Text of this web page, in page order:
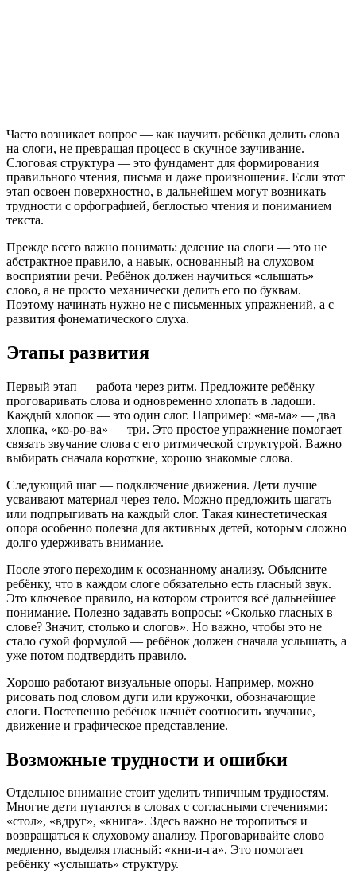
Часто возникает вопрос — как научить ребёнка делить слова
на слоги, не превращая процесс в скучное заучивание.
Слоговая структура — это фундамент для формирования
правильного чтения, письма и даже произношения. Если этот
этап освоен поверхностно, в дальнейшем могут возникать
трудности с орфографией, беглостью чтения и пониманием
текста.
Прежде всего важно понимать: деление на слоги — это не
абстрактное правило, а навык, основанный на слуховом
восприятии речи. Ребёнок должен научиться «слышать»
слово, а не просто механически делить его по буквам.
Поэтому начинать нужно не с письменных упражнений, а с
развития фонематического слуха.
Этапы развития
Первый этап — работа через ритм. Предложите ребёнку
проговаривать слова и одновременно хлопать в ладоши.
Каждый хлопок — это один слог. Например: «ма-ма» — два
хлопка, «ко-ро-ва» — три. Это простое упражнение помогает
связать звучание слова с его ритмической структурой. Важно
выбирать сначала короткие, хорошо знакомые слова.
Следующий шаг — подключение движения. Дети лучше
усваивают материал через тело. Можно предложить шагать
или подпрыгивать на каждый слог. Такая кинестетическая
опора особенно полезна для активных детей, которым сложно
долго удерживать внимание.
После этого переходим к осознанному анализу. Объясните
ребёнку, что в каждом слоге обязательно есть гласный звук.
Это ключевое правило, на котором строится всё дальнейшее
понимание. Полезно задавать вопросы: «Сколько гласных в
слове? Значит, столько и слогов». Но важно, чтобы это не
стало сухой формулой — ребёнок должен сначала услышать, а
уже потом подтвердить правило.
Хорошо работают визуальные опоры. Например, можно
рисовать под словом дуги или кружочки, обозначающие
слоги. Постепенно ребёнок начнёт соотносить звучание,
движение и графическое представление.
Возможные трудности и ошибки
Отдельное внимание стоит уделить типичным трудностям.
Многие дети путаются в словах с согласными стечениями:
«стол», «вдруг», «книга». Здесь важно не торопиться и
возвращаться к слуховому анализу. Проговаривайте слово
медленно, выделяя гласный: «кни-и-га». Это помогает
ребёнку «услышать» структуру.